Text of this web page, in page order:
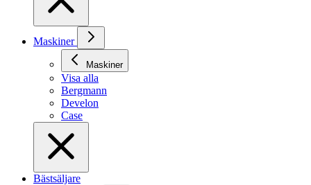
Maskiner
Maskiner
Visa alla
Bergmann
Develon
Case
Bästsäljare